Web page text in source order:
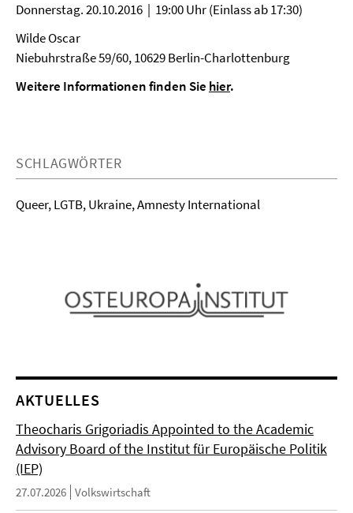
Donnerstag. 20.10.2016 | 19:00 Uhr (Einlass ab 17:30)
Wilde Oscar
Niebuhrstraße 59/60, 10629 Berlin-Charlottenburg
Weitere Informationen finden Sie hier.
SCHLAGWÖRTER
Queer, LGTB, Ukraine, Amnesty International
AKTUELLES
Theocharis Grigoriadis Appointed to the Academic
Advisory Board of the Institut für Europäische Politik
(IEP)
27.07.2026 Volkswirtschaft